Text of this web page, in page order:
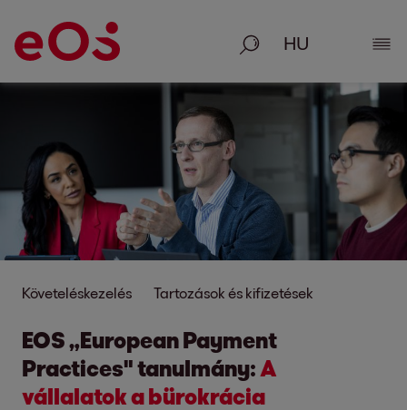
Keresés
Követeléskezelés Tartozások és kifizetések
EOS „European Payment
Practices" tanulmány: A
vállalatok a bürokrácia